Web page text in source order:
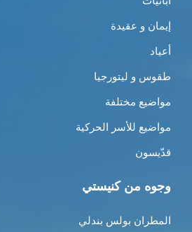
إيمان و عقيدة
أعياد
طقوس و ليتورجيا
مواضيع مختلفة
مواضيع للأسر الحركية
قدّيسون
وجوه من كنيستي
المطران بولس بندلي